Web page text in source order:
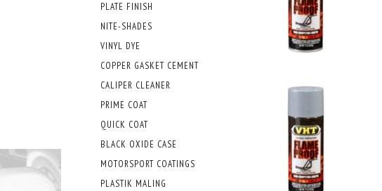
PLATE FINISH
NITE-SHADES
VINYL DYE
COPPER GASKET CEMENT
CALIPER CLEANER
PRIME COAT
QUICK COAT
BLACK OXIDE CASE
MOTORSPORT COATINGS
PLASTIK MALING